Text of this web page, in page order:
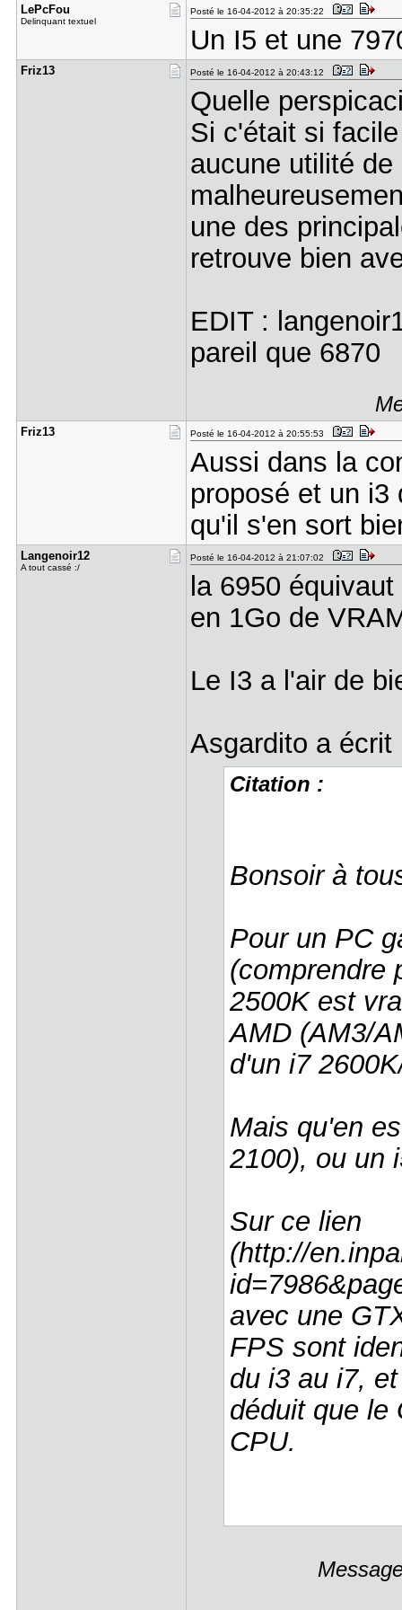
LePcFou
Delinquant textuel
Posté le 16-04-2012 à 20:35:22
Un I5 et une
Friz13 Posté le 16-04-2012 à 20:43:12
Quelle
Si c'était si
aucune utilité
une des
retrouve bien
EDIT :
pareil que 6870
Friz13 Posté le 16-04-2012 à 20:55:53
Aussi dans la
proposé et un i3
qu'il s'en sort
Langenoir1​2
A tout cassé :/
Posté le 16-04-2012 à 21:07:02
la 6950
en 1Go de
Le I3 a l'air de
Asgardito a écrit
Citation :
Bonsoir à
Pour un PC
(comprendre
2500K est
AMD (AM3/
d'un i7
Mais qu'en
2100), ou un
Sur ce lien
(http://
avec une
FPS sont
du i3 au i7,
déduit que le
CPU.